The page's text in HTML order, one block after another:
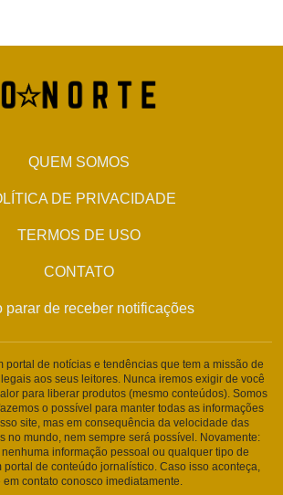
QUEM SOMOS
DE PRIVACIDADE
TERMOS DE USO
CONTATO
parar de receber notificações
portal de notícias e tendências que tem a missão de
aos seus leitores. Nunca iremos exigir de você
para liberar produtos (mesmo conteúdos). Somos
o possível para manter todas as informações
site, mas em consequência da velocidade das
no mundo, nem sempre será possível. Novamente:
informação pessoal ou qualquer tipo de
portal de conteúdo jornalístico. Caso isso aconteça,
em contato conosco imediatamente.